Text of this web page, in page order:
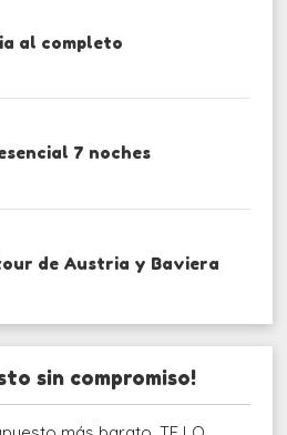
al completo
7 noches
de Austria y Baviera
sin compromiso!